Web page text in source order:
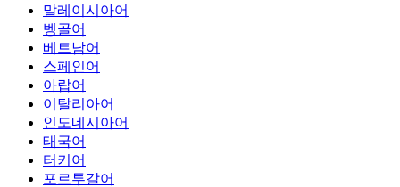
말레이시아어
벵골어
베트남어
스페인어
아랍어
이탈리아어
인도네시아어
태국어
터키어
포르투갈어